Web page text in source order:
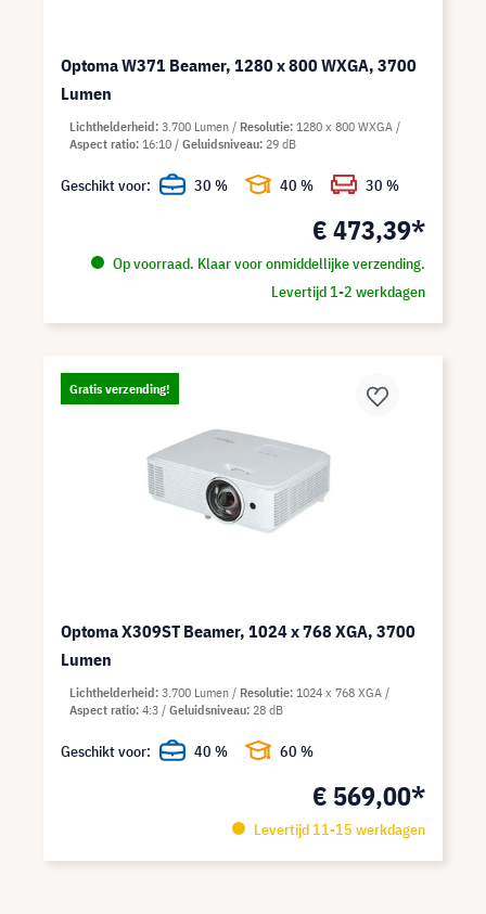
Optoma W371 Beamer, 1280 x 800 WXGA, 3700
Lumen
€ 473,39*
Op voorraad. Klaar voor onmiddellijke verzending.
Levertijd 1-2 werkdagen
Lichthelderheid 3.700 Lumen Resolutie 1280 x 800 WXGA
Aspect ratio 16:10 Geluidsniveau 29 dB
Geschikt voor: 30 % 40 % 30 %
Gratis verzending!
Optoma X309ST Beamer, 1024 x 768 XGA, 3700
Lumen
€ 569,00*
Levertijd 11-15 werkdagen
Lichthelderheid 3.700 Lumen Resolutie 1024 x 768 XGA
Aspect ratio 4:3 Geluidsniveau 28 dB
Geschikt voor: 40 % 60 %